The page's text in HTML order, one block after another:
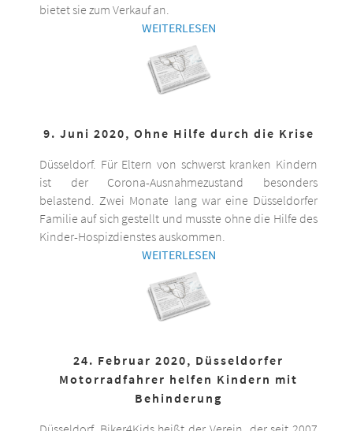
bietet sie zum Verkauf an.
WEITERLESEN
9. Juni 2020, Ohne Hilfe durch die Krise
Düsseldorf. Für Eltern von schwerst kranken Kindern
ist der Corona-Ausnahmezustand besonders
belastend. Zwei Monate lang war eine Düsseldorfer
Familie auf sich gestellt und musste ohne die Hilfe des
Kinder-Hospizdienstes auskommen.
WEITERLESEN
24. Februar 2020, Düsseldorfer
Motorradfahrer helfen Kindern mit
Behinderung